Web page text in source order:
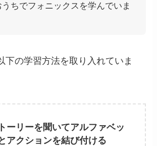
ちでフォニックスを学んでいま
下の学習方法を取り入れていま
ーリーを聞いてアルファベッ
アクションを結び付ける